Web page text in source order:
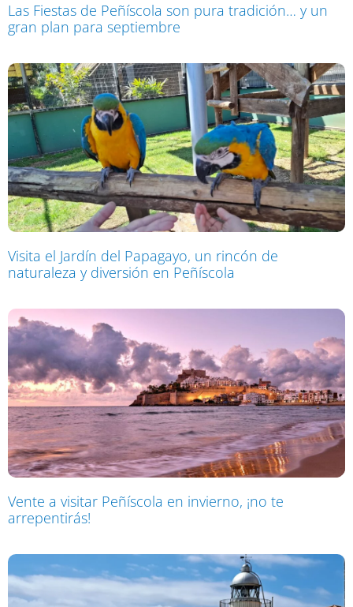
Las Fiestas de Peñíscola son pura tradición… y un
gran plan para septiembre
Visita el Jardín del Papagayo, un rincón de
naturaleza y diversión en Peñíscola
Vente a visitar Peñíscola en invierno, ¡no te
arrepentirás!